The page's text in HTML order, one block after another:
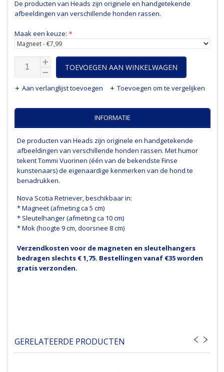
De producten van Heads zijn originele en handgetekende
afbeeldingen van verschillende honden rassen.
Maak een keuze: *
TOEVOEGEN AAN WINKELWAGEN
Aan verlanglijst toevoegen Toevoegen om te vergelijken
INFORMATIE
De producten van Heads zijn originele en handgetekende
afbeeldingen van verschillende honden rassen. Met humor
tekent Tommi Vuorinen (één van de bekendste Finse
kunstenaars) de eigenaardige kenmerken van de hond te
benadrukken.
Nova Scotia Retriever, beschikbaar in:
* Magneet (afmeting ca 5 cm)
* Sleutelhanger (afmeting ca 10 cm)
* Mok (hoogte 9 cm, doorsnee 8 cm)
Verzendkosten voor de magneten en sleutelhangers
bedragen slechts € 1,75. Bestellingen vanaf €35 worden
gratis verzonden.
GERELATEERDE PRODUCTEN